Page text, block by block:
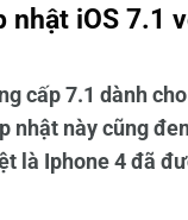
nhật iOS 7.1
cấp 7.1 dành
nhật này cũng
là Iphone 4 đã